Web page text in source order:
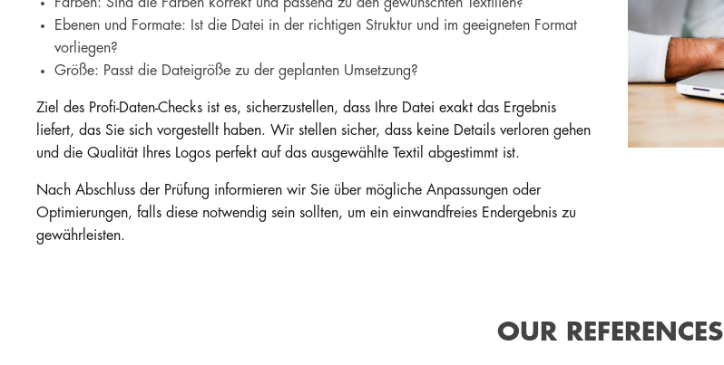
Ebenen und Formate: Ist die Datei in der richtigen Struktur und im geeigneten Format
vorliegen?
Größe: Passt die Dateigröße zu der geplanten Umsetzung?
Ziel des Profi-Daten-Checks ist es, sicherzustellen, dass Ihre Datei exakt das Ergebnis
liefert, das Sie sich vorgestellt haben. Wir stellen sicher, dass keine Details verloren gehen
und die Qualität Ihres Logos perfekt auf das ausgewählte Textil abgestimmt ist.
Nach Abschluss der Prüfung informieren wir Sie über mögliche Anpassungen oder
Optimierungen, falls diese notwendig sein sollten, um ein einwandfreies Endergebnis zu
gewährleisten.
OUR REFERENCES